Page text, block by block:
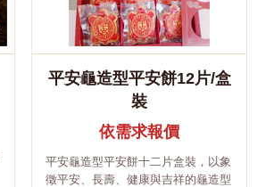
平安龜造型平安餅12片/盒
裝
依需求報價
平安龜造型平安餅十二片盒裝，以象
徵平安、長壽、健康與吉祥的龜造型